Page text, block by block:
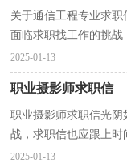
关于通信工程专业求
面临求职找工作的挑
么写才能具有特色？下
2025-01-13
职业摄影师求职信
职业摄影师求职信光
战，求职信也应跟上
呢？下面是小编为大家
2025-01-13